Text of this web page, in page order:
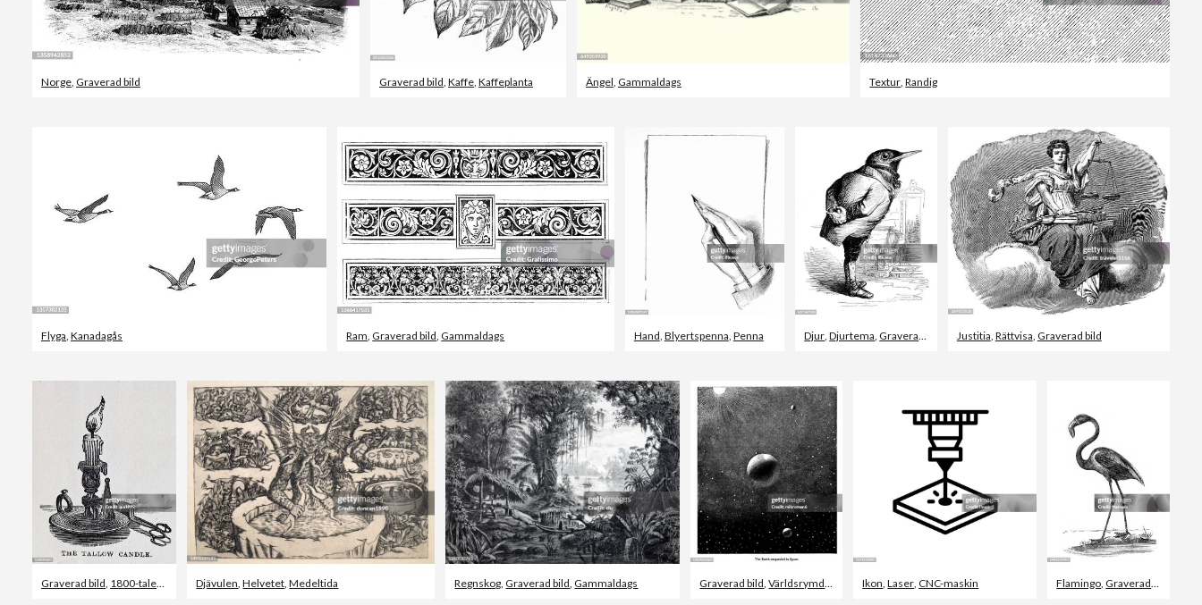
Norge, Graverad bild Graverad bild,Kaffe,Kaffeplanta Ängel, Gammaldags Textur,Randig
Flyga Kanadagås Ram Graverad bild Gammaldags Hand Blyertspenna Penna Djur ,Djurtema Graverad bild Justitia Rättvisa Graverad bild
Graverad bild, 1800-talet , LjusstakeDjävulen,Helvetet,Medeltida Regnskog, Graverad bild, Gammaldags Graverad bild,Världsrymden Astronomi
Ikon,Laser, CNC-maskin Flamingo, Graverad bild